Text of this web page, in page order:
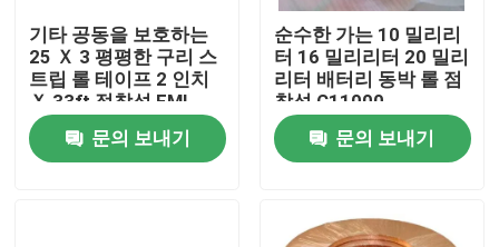
제품 소개
스테인레스 강 둥근 파이프
기타 공동을 보호하는
25 Ｘ 3 평평한 구리 스
트립 롤 테이프 2 인치
Ｘ 33ft 점착성 EMI
문의 보내기
순수한 가는 10 밀리리
터 16 밀리리터 20 밀리
리터 배터리 동박 롤 점
착성 C11000
문의 보내기